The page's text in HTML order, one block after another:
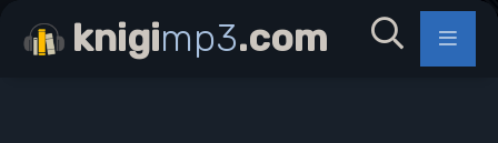
knigimp3.com